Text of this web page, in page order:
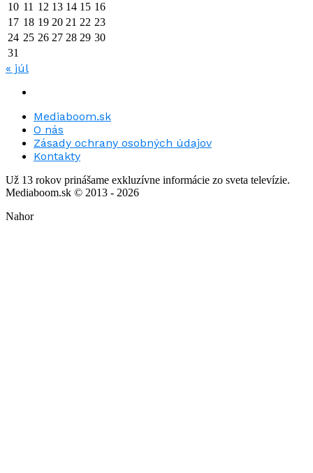
10 11 12 13 14 15 16
17 18 19 20 21 22 23
24 25 26 27 28 29 30
31
« júl
Mediaboom.sk
O nás
Zásady ochrany osobných údajov
Kontakty
Už 13 rokov prinášame exkluzívne informácie zo sveta televízie.
Mediaboom.sk © 2013 - 2026
Nahor